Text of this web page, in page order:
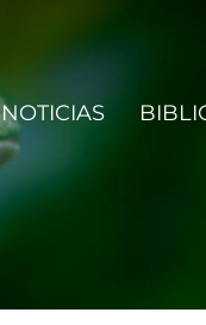
NOTICIAS